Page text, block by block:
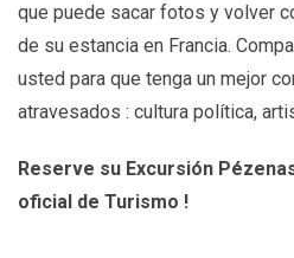
que puede sacar fotos y volver
de su estancia en Francia.
usted para que tenga un mejor
atravesados : cultura política,
Reserve su Excursión
oficial de Turismo !